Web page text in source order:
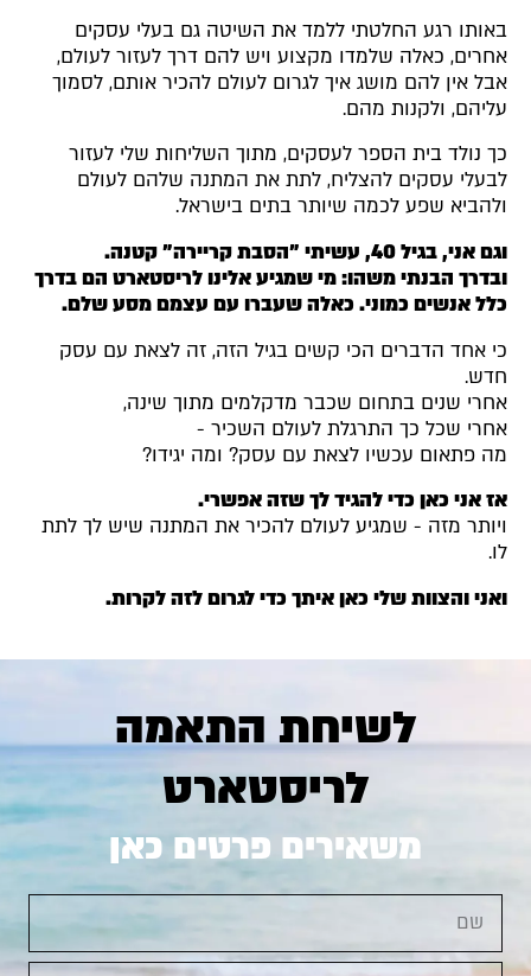
באותו רגע החלטתי ללמד את השיטה גם בעלי עסקים
אחרים, כאלה שלמדו מקצוע ויש להם דרך לעזור לעולם,
אבל אין להם מושג איך לגרום לעולם להכיר אותם, לסמוך
עליהם, ולקנות מהם.
כך נולד בית הספר לעסקים, מתוך השליחות שלי לעזור
לבעלי עסקים להצליח, לתת את המתנה שלהם לעולם
ולהביא שפע לכמה שיותר בתים בישראל.
וגם אני, בגיל 40, עשיתי "הסבת קריירה" קטנה.
ובדרך הבנתי משהו: מי שמגיע אלינו לריסטארט הם בדרך
כלל אנשים כמוני. כאלה שעברו עם עצמם מסע שלם.
כי אחד הדברים הכי קשים בגיל הזה, זה לצאת עם עסק
חדש.
אחרי שנים בתחום שכבר מדקלמים מתוך שינה,
אחרי שכל כך התרגלת לעולם השכיר -
מה פתאום עכשיו לצאת עם עסק? ומה יגידו?
אז אני כאן כדי להגיד לך שזה אפשרי.
ויותר מזה - שמגיע לעולם להכיר את המתנה שיש לך לתת
לו.
ואני והצוות שלי כאן איתך כדי לגרום לזה לקרות.
לשיחת התאמה
לריסטארט
משאירים פרטים כאן